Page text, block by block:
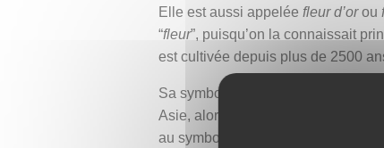
Elle est aussi appelée fleur d’orou
“fleur”, puisqu’on la connaissait
est cultivée depuis plus de 2500
Sa symbolique est complexe et
Asie, alors qu’en Europe, elle
au symbole national ; il incarne la